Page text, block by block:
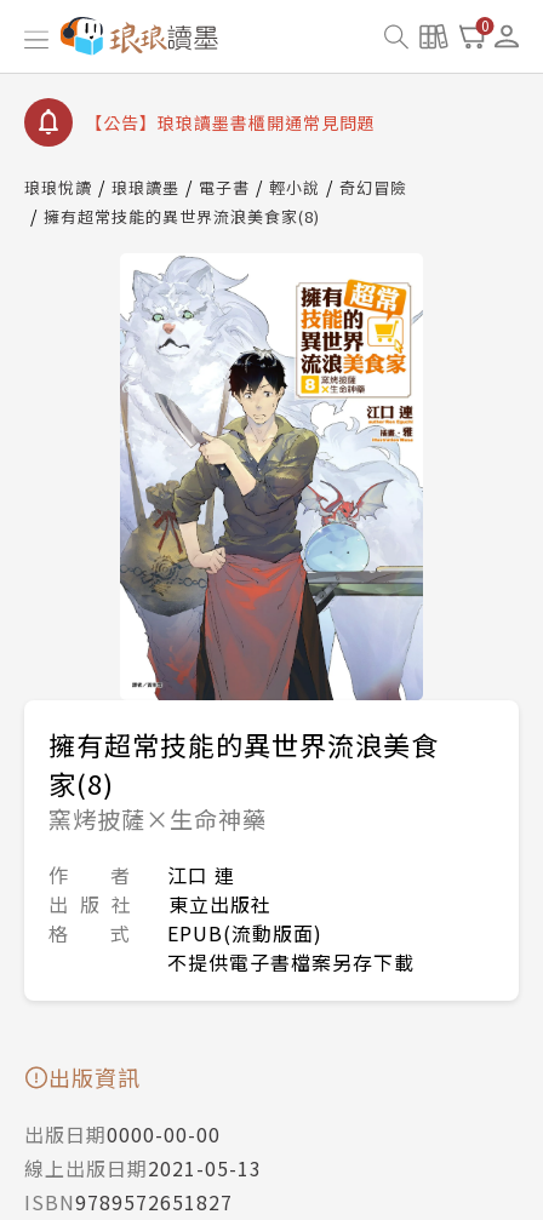
0
【公告】因 Readmoo 讀墨系統維護中，本站同步暫
停部分閱讀服務
【公告】琅琅讀墨數位閱讀資產合併與書櫃開通申請
【公告】琅琅讀墨書櫃開通常見問題
請圖文教學
【公告】琅琅書店服務升級重要說明及資產合併結果
查詢
【公告】因 Readmoo 讀墨系統維護中，本站同步暫
停部分閱讀服務
琅琅悅讀 琅琅讀墨 電子書 輕小說
奇幻冒險
擁有超常技能的異世界流浪美食家(8)
擁有超常技能的異世界流浪美食
家(8)
窯烤披薩×生命神藥
作 者
江口 連
出 版 社
東立出版社
格 式
EPUB(流動版面)
不提供電子書檔案另存下載
出版資訊
出版日期0000-00-00
線上出版日期2021-05-13
ISBN9789572651827